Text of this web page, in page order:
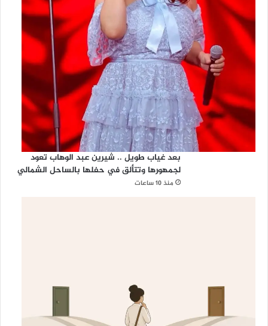
بعد غياب طويل .. شيرين عبد الوهاب تعود
لجمهورها وتتألق في حفلها بالساحل الشمالي
منذ 10 ساعات